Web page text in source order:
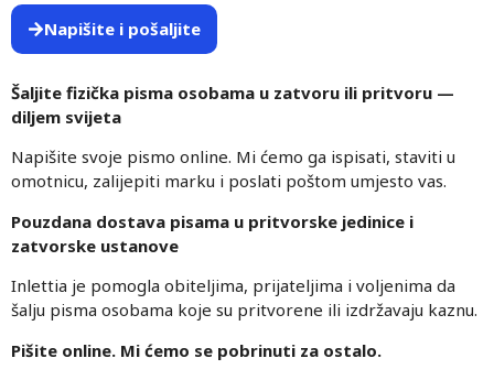
Napišite i pošaljite
Šaljite fizička pisma osobama u zatvoru ili pritvoru —
diljem svijeta
Napišite svoje pismo online. Mi ćemo ga ispisati, staviti u
omotnicu, zalijepiti marku i poslati poštom umjesto vas.
Pouzdana dostava pisama u pritvorske jedinice i
zatvorske ustanove
Inlettia je pomogla obiteljima, prijateljima i voljenima da
šalju pisma osobama koje su pritvorene ili izdržavaju kaznu.
Pišite online. Mi ćemo se pobrinuti za ostalo.